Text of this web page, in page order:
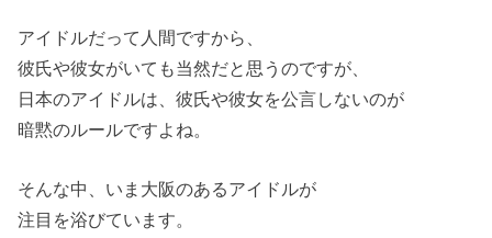
アイドルだって人間ですから、
彼氏や彼女がいても当然だと思うのですが、
日本のアイドルは、彼氏や彼女を公言しないのが
暗黙のルールですよね。
そんな中、いま大阪のあるアイドルが
注目を浴びています。